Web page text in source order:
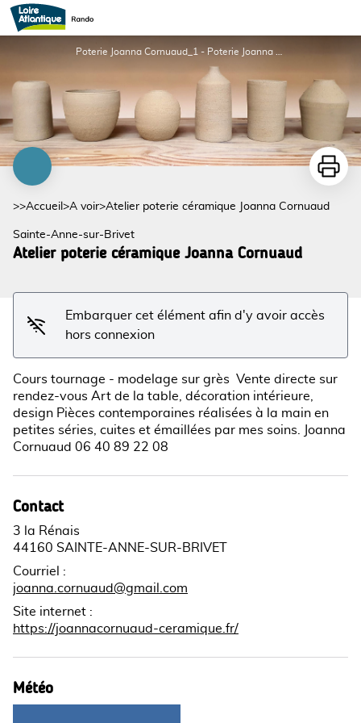
Atelier poterie céramique Joanna Cornuaud
>>Accueil >A voir>Atelier poterie céramique Joanna Cornuaud
Sainte-Anne-sur-Brivet
Atelier poterie céramique Joanna Cornuaud
Embarquer cet élément afin d'y avoir accès
hors connexion
Cours tournage - modelage sur grès Vente directe sur
rendez-vous Art de la table, décoration intérieure,
design Pièces contemporaines réalisées à la main en
petites séries, cuites et émaillées par mes soins. Joanna
Cornuaud 06 40 89 22 08
Contact
3 la Rénais
44160 SAINTE-ANNE-SUR-BRIVET
Courriel
:
joanna.cornuaud@gmail.com
Site internet :
https://joannacornuaud-ceramique.fr/
Météo